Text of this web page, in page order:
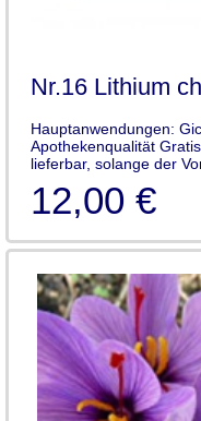
Nr.16 Lithium
Hauptanwendungen:
Apothekenqualität
lieferbar, solange der
12,00 €